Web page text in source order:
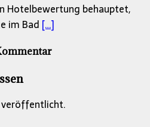
Hotelbewertung behauptet,
im Bad […]
veröffentlicht.